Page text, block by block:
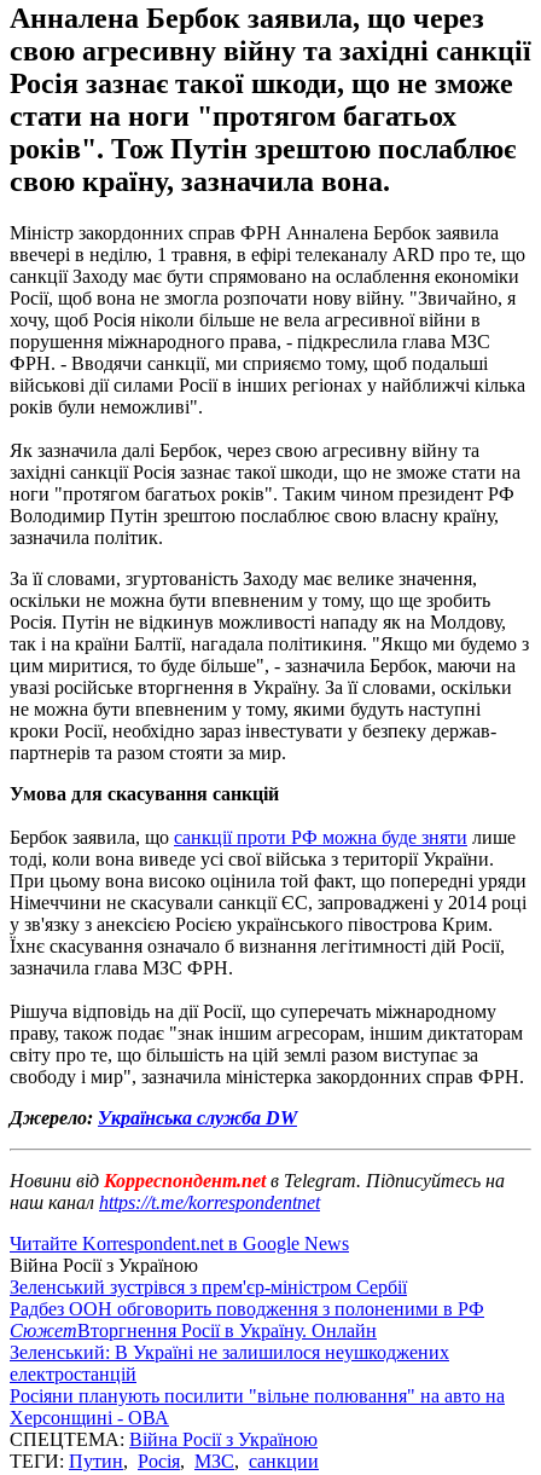
Анналена Бербок заявила, що через
свою агресивну війну та західні санкції
Росія зазнає такої шкоди, що не зможе
стати на ноги "протягом багатьох
років". Тож Путін зрештою послаблює
свою країну, зазначила вона.
Міністр закордонних справ ФРН Анналена Бербок заявила
ввечері в неділю, 1 травня, в ефірі телеканалу ARD про те, що
санкції Заходу має бути спрямовано на ослаблення економіки
Росії, щоб вона не змогла розпочати нову війну. "Звичайно, я
хочу, щоб Росія ніколи більше не вела агресивної війни в
порушення міжнародного права, - підкреслила глава МЗС
ФРН. - Вводячи санкції, ми сприяємо тому, щоб подальші
військові дії силами Росії в інших регіонах у найближчі кілька
років були неможливі".
Як зазначила далі Бербок, через свою агресивну війну та
західні санкції Росія зазнає такої шкоди, що не зможе стати на
ноги "протягом багатьох років". Таким чином президент РФ
Володимир Путін зрештою послаблює свою власну країну,
зазначила політик.
За її словами, згуртованість Заходу має велике значення,
оскільки не можна бути впевненим у тому, що ще зробить
Росія. Путін не відкинув можливості нападу як на Молдову,
так і на країни Балтії, нагадала політикиня. "Якщо ми будемо з
цим миритися, то буде більше", - зазначила Бербок, маючи на
увазі російське вторгнення в Україну. За її словами, оскільки
не можна бути впевненим у тому, якими будуть наступні
кроки Росії, необхідно зараз інвестувати у безпеку держав-
партнерів та разом стояти за мир.
Умова для скасування санкцій
Бербок заявила, що санкції проти РФ можна буде зняти лише
тоді, коли вона виведе усі свої війська з території України.
При цьому вона високо оцінила той факт, що попередні уряди
Німеччини не скасували санкції ЄС, запроваджені у 2014 році
у зв'язку з анексією Росією українського півострова Крим.
Їхнє скасування означало б визнання легітимності дій Росії,
зазначила глава МЗС ФРН.
Рішуча відповідь на дії Росії, що суперечать міжнародному
праву, також подає "знак іншим агресорам, іншим диктаторам
світу про те, що більшість на цій землі разом виступає за
свободу і мир", зазначила міністерка закордонних справ ФРН.
Джерело: Українська служба DW
Новини від Корреспондент.netв Telegram. Підписуйтесь на
наш канал https://t.me/korrespondentnet
Читайте Korrespondent.net в Google News
Війна Росії з Україною
Зеленський зустрівся з прем'єр-міністром Сербії
Радбез ООН обговорить поводження з полоненими в РФ
СюжетВторгнення Росії в Україну. Онлайн
Зеленський: В Україні не залишилося неушкоджених
електростанцій
Росіяни планують посилити "вільне полювання" на авто на
Херсонщині - ОВА
СПЕЦТЕМА: Війна Росії з Україною
ТЕГИ: Путин, Росія, МЗС, санкции